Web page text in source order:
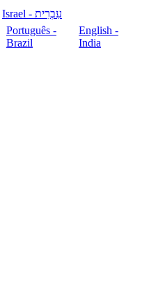
עִבְרִית - Israel
Português -
Brazil
English -
India